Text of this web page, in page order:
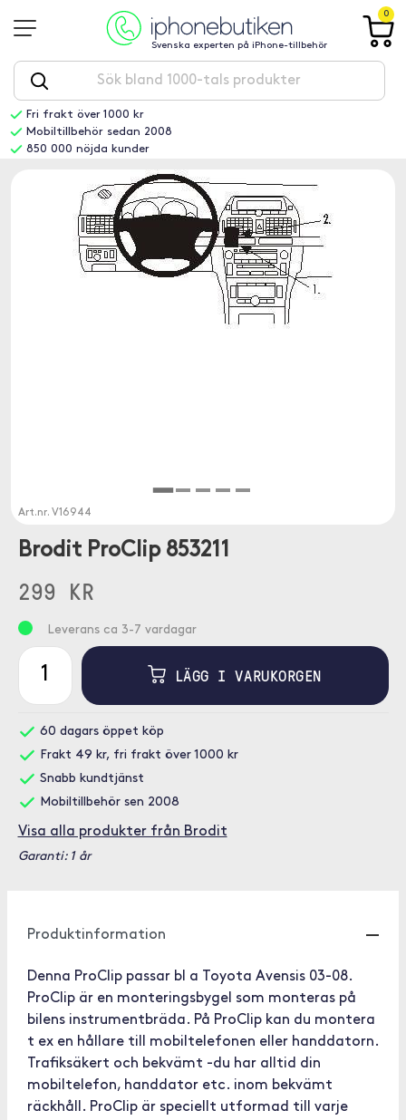
Svenska experten på iPhone-tillbehör
0
Fri frakt över 1000 kr
Mobiltillbehör sedan 2008
850 000 nöjda kunder
Art.nr. V16944
Brodit ProClip 853211
299 KR
Leverans ca 3-7 vardagar
LÄGG I VARUKORGEN
60 dagars öppet köp
Frakt 49 kr, fri frakt över 1000 kr
Snabb kundtjänst
Mobiltillbehör sen 2008
Visa alla produkter från Brodit
Garanti: 1 år
Produktinformation
Denna ProClip passar bl a Toyota Avensis 03-08.
ProClip är en monteringsbygel som monteras på
bilens instrumentbräda. På ProClip kan du montera
t ex en hållare till mobiltelefonen eller handdatorn.
Trafiksäkert och bekvämt -du har alltid din
mobiltelefon, handdator etc. inom bekvämt
räckhåll. ProClip är speciellt utformad till varje